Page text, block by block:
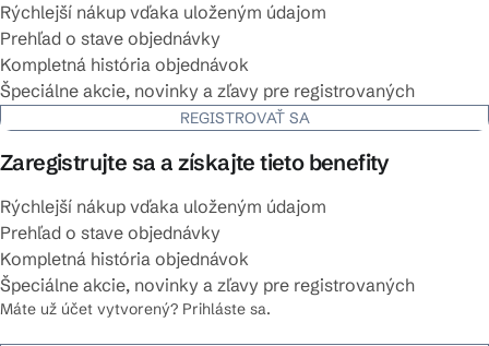
Rýchlejší nákup vďaka uloženým údajom
Prehľad o stave objednávky
Kompletná história objednávok
Špeciálne akcie, novinky a zľavy pre registrovaných
REGISTROVAŤ SA
Zaregistrujte sa a získajte tieto benefity
Rýchlejší nákup vďaka uloženým údajom
Prehľad o stave objednávky
Kompletná história objednávok
Špeciálne akcie, novinky a zľavy pre registrovaných
Máte už účet vytvorený? Prihláste sa.